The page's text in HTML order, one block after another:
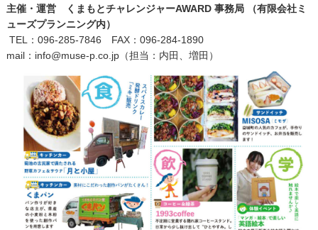
主催・運営
くまもとチャレンジャーAWARD 事務局 （有限会社ミ
ューズプランニング内）
TEL：096-285-7846 FAX：096-284-1890
mail：info@muse-p.co.jp（担当：内田、増田）